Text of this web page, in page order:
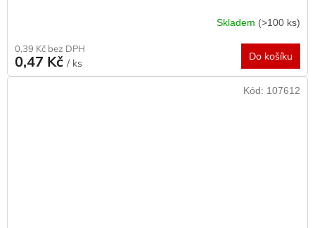
Skladem (>100 ks)
0,39 Kč bez DPH
0,47 Kč / ks
Do košíku
Kód: 107612